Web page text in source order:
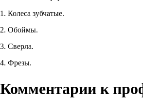
1. Колеса зубчатые.
2. Обоймы.
3. Сверла.
4. Фрезы.
Комментарии к